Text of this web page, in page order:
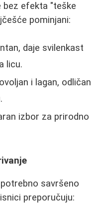
bez efekta "teške
pominjani:
daje svilenkast
licu.
i lagan, odličan
izbor za prirodno
savršeno
preporučuju: